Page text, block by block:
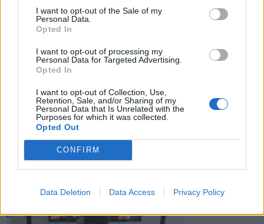
I want to opt-out of the Sale of my
Personal Data.
Opted In
I want to opt-out of processing my
Personal Data for Targeted Advertising.
Opted In
I want to opt-out of Collection, Use,
Retention, Sale, and/or Sharing of my
Personal Data that Is Unrelated with the
Purposes for which it was collected.
Opted Out
CONFIRM
Data Deletion Data Access Privacy Policy
GUIDA TV